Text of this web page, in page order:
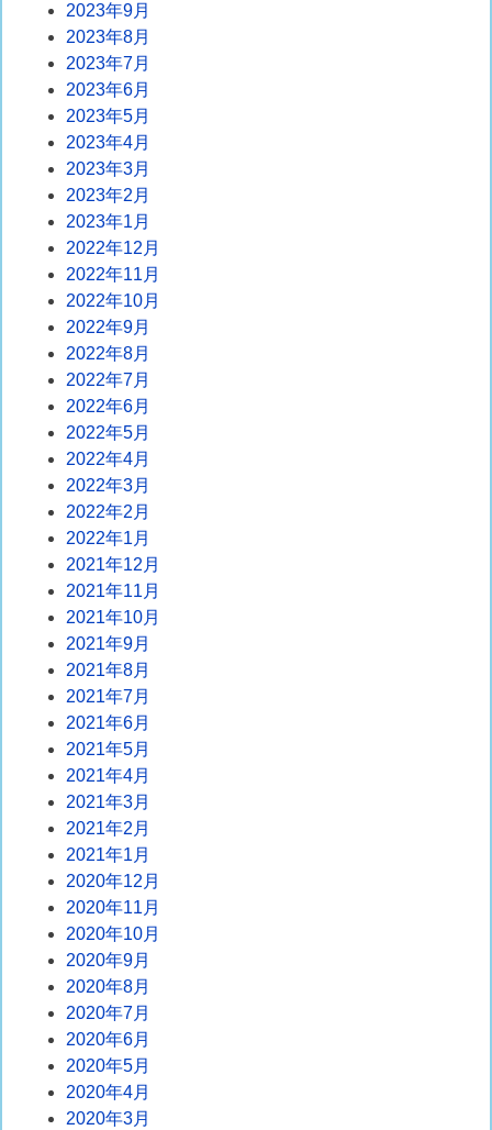
2023年9月
2023年8月
2023年7月
2023年6月
2023年5月
2023年4月
2023年3月
2023年2月
2023年1月
2022年12月
2022年11月
2022年10月
2022年9月
2022年8月
2022年7月
2022年6月
2022年5月
2022年4月
2022年3月
2022年2月
2022年1月
2021年12月
2021年11月
2021年10月
2021年9月
2021年8月
2021年7月
2021年6月
2021年5月
2021年4月
2021年3月
2021年2月
2021年1月
2020年12月
2020年11月
2020年10月
2020年9月
2020年8月
2020年7月
2020年6月
2020年5月
2020年4月
2020年3月